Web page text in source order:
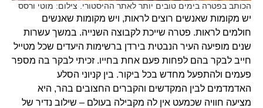
הכותב בפטרה בימים טובים יותר לאתר ההיסטורי. צילום: מוטי ורסס
יש מקומות שאנשים רוצים לראות, ויש מקומות שאנשים
חולמים לראות. פטרה שייכת לקבוצה השנייה. במשך עשרות
שנים מופיעה העיר הנבטית בירדן ברשימות היעדים שכל מטייל
חייב לבקר בהם לפחות פעם אחת בחייו. זכיתי לבקר בה מספר
פעמים ולהתפעל מחדש בכל ביקור. בין קניוני הסלע
האדמדמים לבין המקדשים והקברים החצובים בהר, היא
מציעה חוויה שכמעט אין לה מקבילה בעולם – שילוב נדיר של